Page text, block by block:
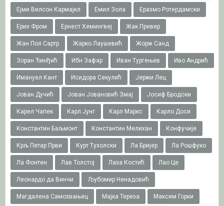
Ејми Вилсон Кармајкл Емил Зола Еразмо Ротердамски
Ерих Фром Ернест Хемингвеј Жак Превер
Жан Пол Сартр Жарко Лаушевић Жорж Санд
Зоран Ђинђић Ибн Зафар Иван Тургењев Иво Андрић
Имануел Кант Исидора Секулић Јержи Лец
Јован Дучић Јован Јовановић Змај Јосиф Бродски
Карел Чапек Карл Јунг Карл Маркс Карло Доси
Константин Баљмонт Константин Мелихан Конфучије
Крљ Петар Први Курт Тухолски Ла Бријер Ла Рошфуко
Ла Фонтен Лав Толстој Лаза Костић Лао Це
Леонардо да Винчи Љубомир Ненадовић
Магдалена Самозвањец Мајка Тереза Максим Горки